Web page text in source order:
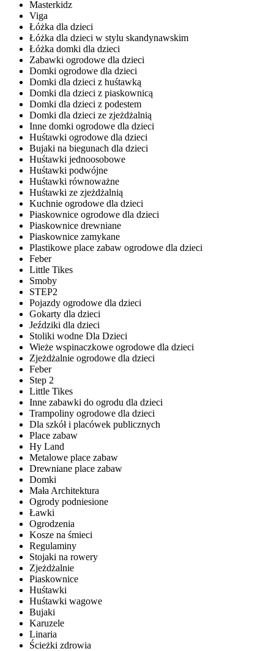
Masterkidz
Viga
Łóżka dla dzieci
Łóżka dla dzieci w stylu skandynawskim
Łóżka domki dla dzieci
Zabawki ogrodowe dla dzieci
Domki ogrodowe dla dzieci
Domki dla dzieci z huśtawką
Domki dla dzieci z piaskownicą
Domki dla dzieci z podestem
Domki dla dzieci ze zjeżdżalnią
Inne domki ogrodowe dla dzieci
Huśtawki ogrodowe dla dzieci
Bujaki na biegunach dla dzieci
Huśtawki jednoosobowe
Huśtawki podwójne
Huśtawki równoważne
Huśtawki ze zjeżdżalnią
Kuchnie ogrodowe dla dzieci
Piaskownice ogrodowe dla dzieci
Piaskownice drewniane
Piaskownice zamykane
Plastikowe place zabaw ogrodowe dla dzieci
Feber
Little Tikes
Smoby
STEP2
Pojazdy ogrodowe dla dzieci
Gokarty dla dzieci
Jeździki dla dzieci
Stoliki wodne Dla Dzieci
Wieże wspinaczkowe ogrodowe dla dzieci
Zjeżdżalnie ogrodowe dla dzieci
Feber
Step 2
Little Tikes
Inne zabawki do ogrodu dla dzieci
Trampoliny ogrodowe dla dzieci
Dla szkół i placówek publicznych
Place zabaw
Hy Land
Metalowe place zabaw
Drewniane place zabaw
Domki
Mała Architektura
Ogrody podniesione
Ławki
Ogrodzenia
Kosze na śmieci
Regulaminy
Stojaki na rowery
Zjeżdżalnie
Piaskownice
Huśtawki
Huśtawki wagowe
Bujaki
Karuzele
Linaria
Ścieżki zdrowia